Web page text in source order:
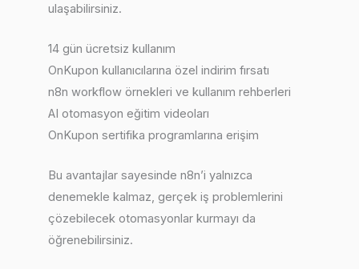
ulaşabilirsiniz.
14 gün ücretsiz kullanım
OnKupon kullanıcılarına özel indirim fırsatı
n8n workflow örnekleri ve kullanım rehberleri
AI otomasyon eğitim videoları
OnKupon sertifika programlarına erişim
Bu avantajlar sayesinde n8n’i yalnızca
denemekle kalmaz, gerçek iş problemlerini
çözebilecek otomasyonlar kurmayı da
öğrenebilirsiniz.